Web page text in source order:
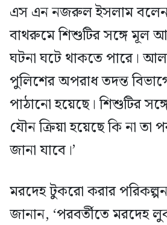
এস এন নজরুল ইসলাম
বাথরুমে শিশুটির সঙ্গে মূল
ঘটনা ঘটে থাকতে পারে।
পুলিশের অপরাধ তদন্ত
পাঠানো হয়েছে। শিশুটির
যৌন ক্রিয়া হয়েছে কি না তা
জানা যাবে।’
মরদেহ টুকরো করার
জানান, ‘পরবর্তীতে মরদেহ